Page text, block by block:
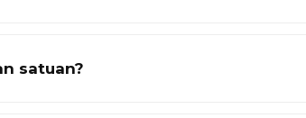
satuan?